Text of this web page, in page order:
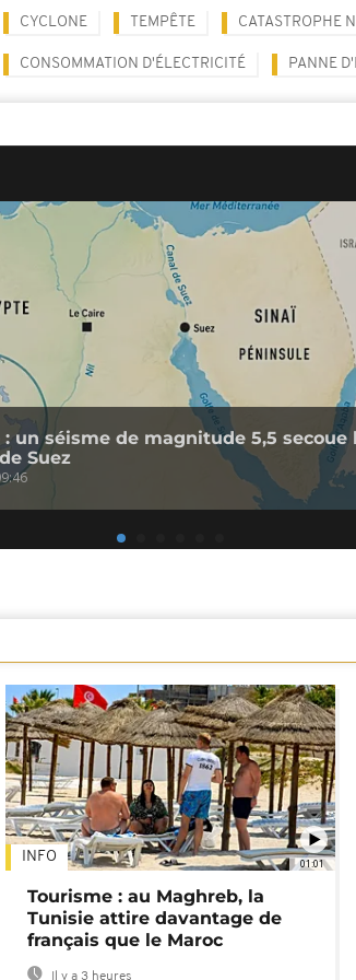
CYCLONE TEMPÊTE CATASTROPHE
CONSOMMATION D'ÉLECTRICITÉ PANNE
: un séisme de magnitude 5,5 secoue
Suez
01:01
INFO
Tourisme : au Maghreb, la
Tunisie attire davantage de
français que le Maroc
Il y a 3 heures